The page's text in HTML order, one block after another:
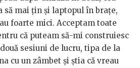
să mai țin și laptopul în brațe,
foarte mici. Acceptam toate
că puteam să-mi construiesc
sesiuni de lucru, tipa de la
cu un zâmbet și știa că vreau